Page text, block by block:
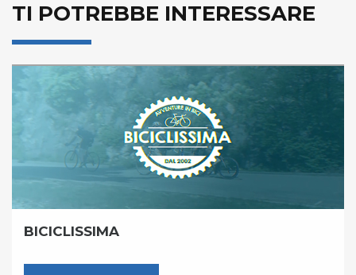
TI POTREBBE INTERESSARE
BICICLISSIMA